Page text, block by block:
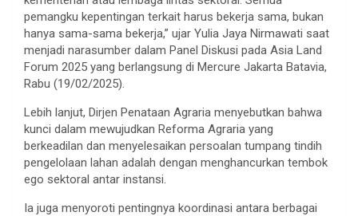
pemangku kepentingan terkait harus bekerja sama, bukan
hanya sama-sama bekerja,” ujar Yulia Jaya Nirmawati saat
menjadi narasumber dalam Panel Diskusi pada Asia Land
Forum 2025 yang berlangsung di Mercure Jakarta Batavia,
Rabu (19/02/2025).
Lebih lanjut, Dirjen Penataan Agraria menyebutkan bahwa
kunci dalam mewujudkan Reforma Agraria yang
berkeadilan dan menyelesaikan persoalan tumpang tindih
pengelolaan lahan adalah dengan menghancurkan tembok
ego sektoral antar instansi.
Ia juga menyoroti pentingnya koordinasi antara berbagai